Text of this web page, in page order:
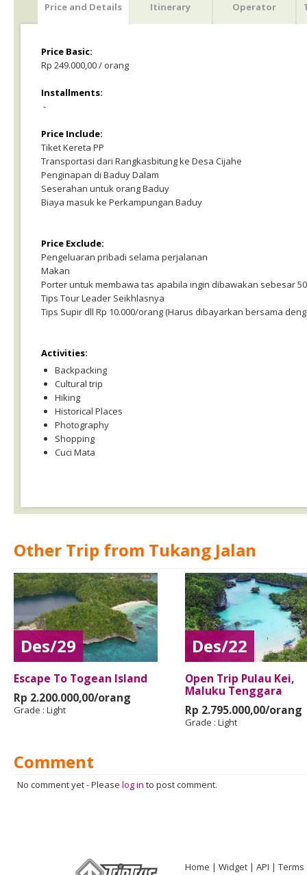
Price and Details Itinerary Operator
Price Basic:
Rp 249.000,00 / orang
Installments:
-
Price Include:
Tiket Kereta PP
Transportasi dari Rangkasbitung ke Desa Cijahe
Penginapan di Baduy Dalam
Seserahan untuk orang Baduy
Biaya masuk ke Perkampungan Baduy
Price Exclude:
Pengeluaran pribadi selama perjalanan
Makan
Porter untuk membawa tas apabila ingin dibawakan sebesar
Tips Tour Leader Seikhlasnya
Tips Supir dll Rp 10.000/orang (Harus dibayarkan bersama
Activities:
Backpacking
Cultural trip
Hiking
Historical Places
Photography
Shopping
Cuci Mata
Other Trip from Tukang Jalan
Des/29
Escape To Togean Island
Rp 2.200.000,00/orang
Grade : Light
Des/22
Open Trip Pulau Kei,
Maluku Tenggara
Rp 2.795.000,00/orang
Grade : Light
Comment
No comment yet-Please log in to post comment.
Home Widget API Terms